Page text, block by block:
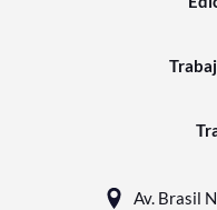
Av. Brasil